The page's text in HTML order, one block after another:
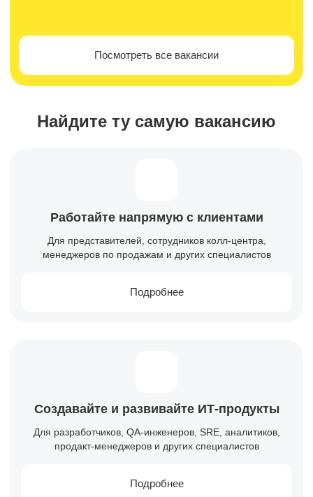
Посмотреть все вакансии
Найдите ту самую вакансию
Работайте напрямую с клиентами
Для представителей, сотрудников колл-центра,
менеджеров по продажам и других специалистов
Подробнее
Создавайте и развивайте ИТ-продукты
Для разработчиков, QA-инженеров, SRE, аналитиков,
продакт-менеджеров и других специалистов
Подробнее